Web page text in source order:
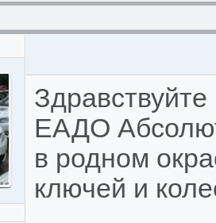
ЕАДО
в родном
ключей и